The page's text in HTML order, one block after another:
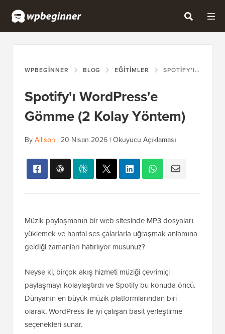
WPBEGINNER BLOG EĞITIMLER SPOTIFY'I WORDPRESS'E GÖMME (2 KOLAY YÖNTEM)
Spotify'ı WordPress'e
Gömme (2 Kolay Yöntem)
ByAllison | 20 Nisan 2026 | Okuyucu Açıklaması
Müzik paylaşmanın bir web sitesinde MP3 dosyaları
yüklemek ve hantal ses çalarlarla uğraşmak anlamına
geldiği zamanları hatırlıyor musunuz?
Neyse ki, birçok akış hizmeti müziği çevrimiçi
paylaşmayı kolaylaştırdı ve Spotify bu konuda öncü.
Dünyanın en büyük müzik platformlarından biri
olarak, WordPress ile iyi çalışan basit yerleştirme
seçenekleri sunar.